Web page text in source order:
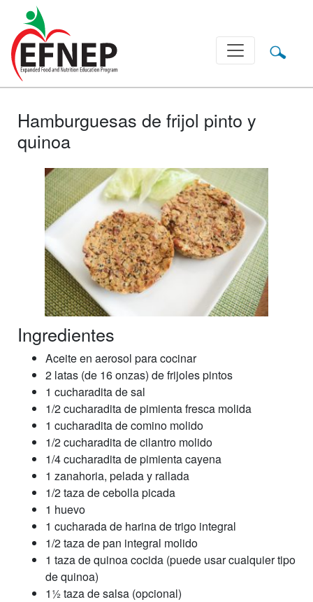
Main Navigation
Hamburguesas de frijol pinto y
quinoa
Ingredientes
Aceite en aerosol para cocinar
2 latas (de 16 onzas) de frijoles pintos
1 cucharadita de sal
1/2 cucharadita de pimienta fresca molida
1 cucharadita de comino molido
1/2 cucharadita de cilantro molido
1/4 cucharadita de pimienta cayena
1 zanahoria, pelada y rallada
1/2 taza de cebolla picada
1 huevo
1 cucharada de harina de trigo integral
1/2 taza de pan integral molido
1 taza de quinoa cocida (puede usar cualquier tipo
de quinoa)
11⁄2 taza de salsa (opcional)